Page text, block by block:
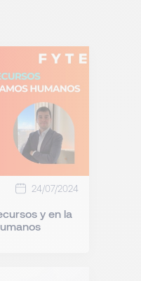
24/07/2024
y en la